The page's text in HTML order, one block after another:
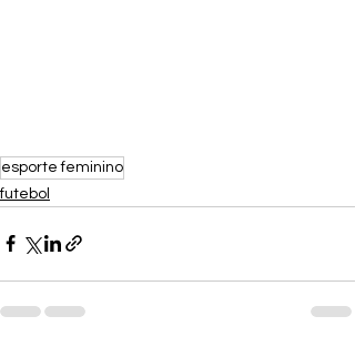
esporte feminino
futebol